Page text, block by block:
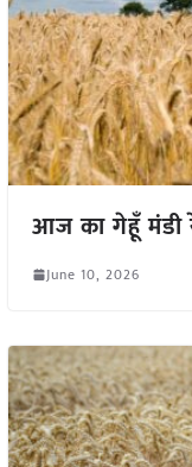
आज का गेहूँ मंडी
June 10, 2026